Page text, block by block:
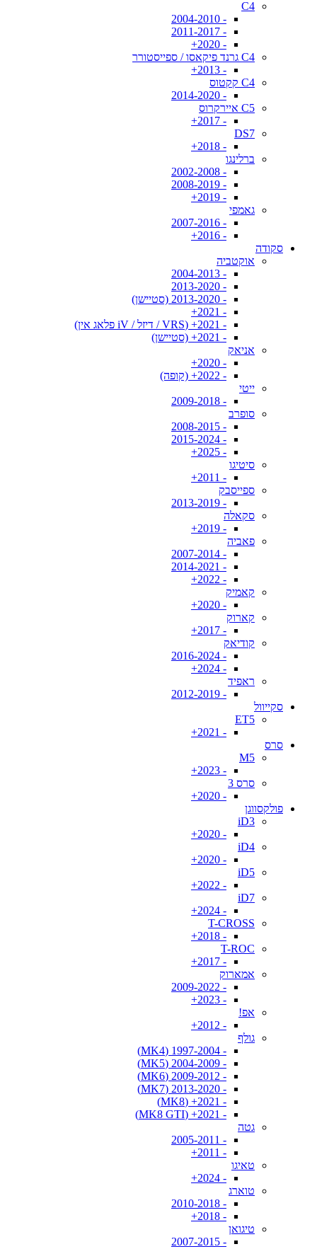
C4
- 2004-2010
- 2011-2017
- 2020+
C4 גרנד פיקאסו / ספייסטורר
- 2013+
C4 קקטוס
- 2014-2020
C5 איירקרוס
- 2017+
DS7
- 2018+
ברלינגו
- 2002-2008
- 2008-2019
- 2019+
גאמפי
- 2007-2016
- 2016+
סקודה
אוקטביה
- 2004-2013
- 2013-2020
- 2013-2020 (סטיישן)
- 2021+
- 2021+ (VRS / דיזל / iV פלאג אין)
- 2021+ (סטיישן)
אניאק
- 2020+
- 2022+ (קופה)
ייטי
- 2009-2018
סופרב
- 2008-2015
- 2015-2024
- 2025+
סיטיגו
- 2011+
ספייסבק
- 2013-2019
סקאלה
- 2019+
פאביה
- 2007-2014
- 2014-2021
- 2022+
קאמיק
- 2020+
קארוק
- 2017+
קודיאק
- 2016-2024
- 2024+
ראפיד
- 2012-2019
סקייוול
ET5
- 2021+
סרס
M5
- 2023+
סרס 3
- 2020+
פולקסווגן
iD3
- 2020+
iD4
- 2020+
iD5
- 2022+
iD7
- 2024+
T-CROSS
- 2018+
T-ROC
- 2017+
אמארוק
- 2009-2022
- 2023+
אפ!
- 2012+
גולף
- 1997-2004 (MK4)
- 2004-2009 (MK5)
- 2009-2012 (MK6)
- 2013-2020 (MK7)
- 2021+ (MK8)
- 2021+ (MK8 GTI)
גטה
- 2005-2011
- 2011+
טאיגו
- 2024+
טוארג
- 2010-2018
- 2018+
טיגואן
- 2007-2015